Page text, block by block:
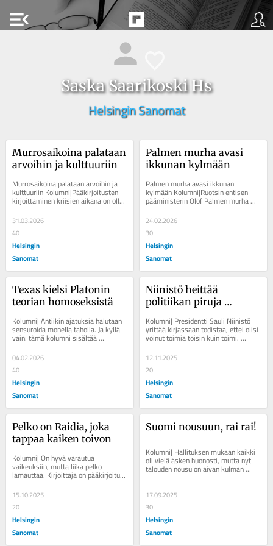
menu_open
Saska Saarikoski Hs
Helsingin Sanomat
Murrosaikoina palataan
arvoihin ja kulttuuriin
Murrosaikoina palataan arvoihin ja
kulttuuriin Kolumni|Pääkirjoitusten
kirjoittaminen kriisien aikana on ollut
suuri etuoikeus, mutta nyt on aika...
31.03.2026
40
Helsingin
Sanomat
Palmen murha avasi
ikkunan kylmään
Palmen murha avasi ikkunan
kylmään Kolumni|Ruotsin entisen
pääministerin Olof Palmen murha
horjutti turvallisuudentunnetta
Suomessakin. Lisää...
24.02.2026
30
Helsingin
Sanomat
Texas kielsi Platonin
teorian homoseksistä
Kolumni| Antiikin ajatuksia halutaan
sensuroida monella taholla. Ja kyllä
vain: tämä kolumni sisältää
on...
04.02.2026
40
Helsingin
Sanomat
Niinistö heittää
politiikan piruja
Kolumni| Presidentti Sauli Niinistö
yrittää kirjassaan todistaa, ettei olisi
voinut toimia toisin kuin toimi.
12.11.2025
20
Helsingin
Sanomat
Pelko on Raidia, joka
tappaa kaiken toivon
Kolumni| On hyvä varautua
vaikeuksiin, mutta liika pelko
lamauttaa. Kirjoittaja on pääkirjoitus-
ja mielipidetoimituksen esihenkilö.
“Meillä...
15.10.2025
20
Helsingin
Sanomat
Suomi nousuun, rai rai!
Kolumni| Hallituksen mukaan kaikki
oli vielä äsken huonosti, mutta nyt
talouden nousu on aivan kulman
17.09.2025
30
Helsingin
Sanomat